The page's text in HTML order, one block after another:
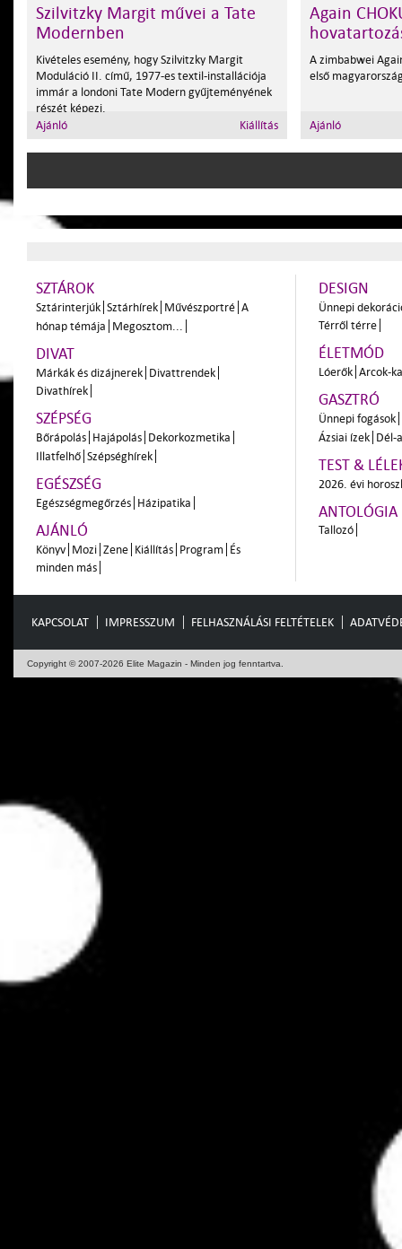
Szilvitzky Margit művei a Tate
Modernben
Kivételes esemény, hogy Szilvitzky Margit
Moduláció II. című, 1977-es textil-installációja
immár a londoni Tate Modern gyűjteményének
részét képezi.
Ajánló
Kiállítás
Again
A zimbabwei
első
Ajánló
SZTÁROK
Sztárinterjúk Sztárhírek Művészportré A
hónap témája Megosztom...
DIVAT
Márkák és dizájnerek Divattrendek
Divathírek
SZÉPSÉG
Bőrápolás Hajápolás Dekorkozmetika
Illatfelhő Szépséghírek
EGÉSZSÉG
Egészségmegőrzés Házipatika
AJÁNLÓ
Könyv Mozi Zene Kiállítás Program És
minden más
DESIGN
Ünnepi
Térről térre
ÉLETMÓD
Lóerők Arcok-
GASZTRÓ
Ünnepi fogások
Ázsiai ízek Dél-
TEST &
2026. évi
ANTOLÓGIA
Tallozó
KAPCSOLAT IMPRESSZUM FELHASZNÁLÁSI FELTÉTELEK
Copyright © 2007-2026 Elite Magazin - Minden jog fenntartva.